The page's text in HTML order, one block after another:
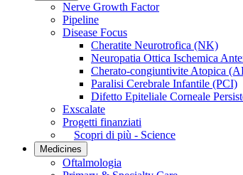
Nerve Growth Factor
Pipeline
Disease Focus
Cheratite Neurotrofica (NK)
Neuropatia Ottica Ischemica
Cherato-congiuntivite Atopica
Paralisi Cerebrale Infantile (PCI)
Difetto Epiteliale Corneale
Exscalate
Progetti finanziati
Scopri di più - Science
Medicines
Oftalmologia